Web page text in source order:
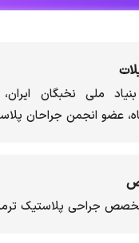
ملی نخبگان
عضو انجمن جراحان
جراحی پلاستیک